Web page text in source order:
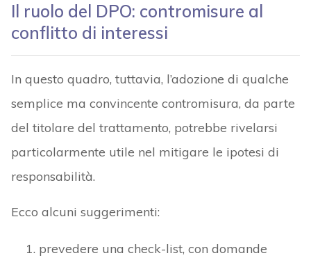
Il ruolo del DPO: contromisure al
conflitto di interessi
In questo quadro, tuttavia, l’adozione di qualche
semplice ma convincente contromisura, da parte
del titolare del trattamento, potrebbe rivelarsi
particolarmente utile nel mitigare le ipotesi di
responsabilità.
Ecco alcuni suggerimenti:
prevedere una check-list, con domande